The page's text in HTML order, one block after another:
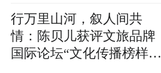
行万里山河，叙人间共
情：陈贝儿获评文旅品牌
国际论坛“文化传播榜样人